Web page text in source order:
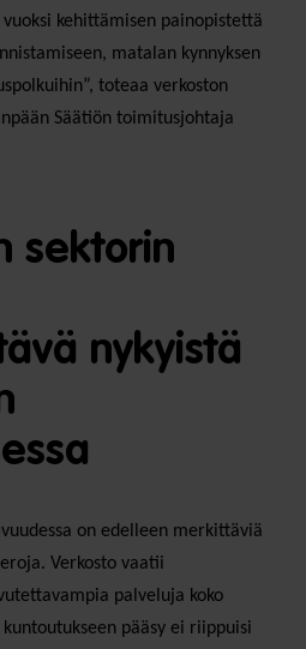
kehittämisen painopistettä
matalan kynnyksen
toteaa verkoston
Säätiön toimitusjohtaja
sektorin
nykyistä
on edelleen merkittäviä
Verkosto vaatii
palveluja koko
pääsy ei riippuisi